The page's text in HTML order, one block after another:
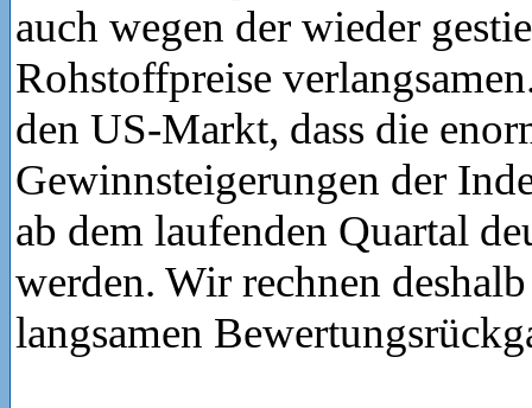
auch wegen der wieder
Rohstoffpreise
den US-Markt, dass die
Gewinnsteigerungen der
ab dem laufenden Quartal
werden. Wir rechnen
langsamen